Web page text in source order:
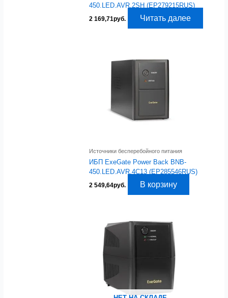
450.LED.AVR.2SH (EP279215RUS)
2 169,71руб. Читать далее
Источники бесперебойного питания
ИБП ExeGate Power Back BNB-
450.LED.AVR.4C13 (EP285546RUS)
2 549,64руб. В корзину